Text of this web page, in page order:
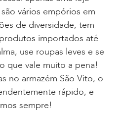
vários empórios em
de diversidade, tem
importados até
use roupas leves e se
que vale muito a pena!
no armazém São Vito, o
rápido, e
sempre!